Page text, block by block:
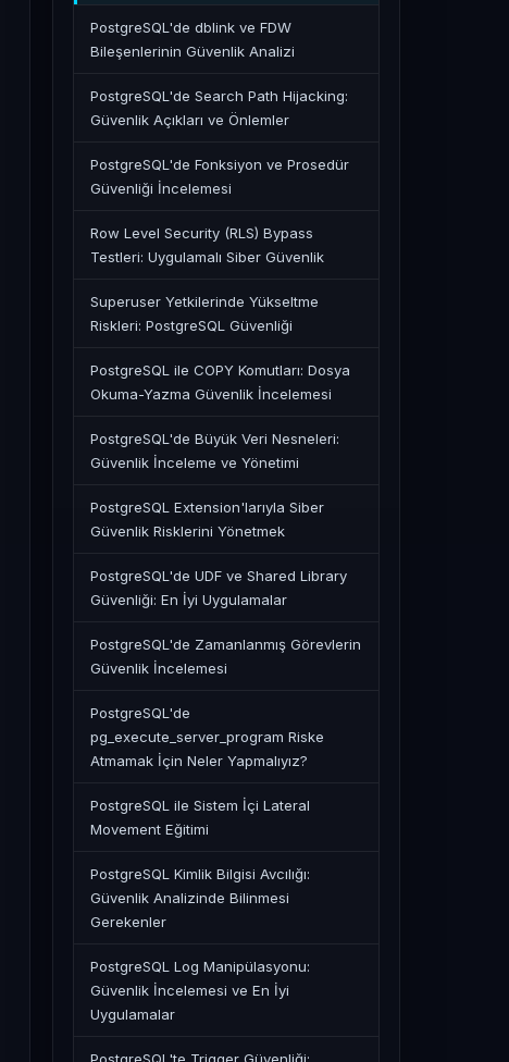
PostgreSQL'de dblink ve FDW
Bileşenlerinin Güvenlik Analizi
PostgreSQL'de Search Path Hijacking:
Güvenlik Açıkları ve Önlemler
PostgreSQL'de Fonksiyon ve Prosedür
Güvenliği İncelemesi
Row Level Security (RLS) Bypass
Testleri: Uygulamalı Siber Güvenlik
Superuser Yetkilerinde Yükseltme
Riskleri: PostgreSQL Güvenliği
PostgreSQL ile COPY Komutları: Dosya
Okuma-Yazma Güvenlik İncelemesi
PostgreSQL'de Büyük Veri Nesneleri:
Güvenlik İnceleme ve Yönetimi
PostgreSQL Extension'larıyla Siber
Güvenlik Risklerini Yönetmek
PostgreSQL'de UDF ve Shared Library
Güvenliği: En İyi Uygulamalar
PostgreSQL'de Zamanlanmış Görevlerin
Güvenlik İncelemesi
PostgreSQL'de
pg_execute_server_program Riske
Atmamak İçin Neler Yapmalıyız?
PostgreSQL ile Sistem İçi Lateral
Movement Eğitimi
PostgreSQL Kimlik Bilgisi Avcılığı:
Güvenlik Analizinde Bilinmesi
Gerekenler
PostgreSQL Log Manipülasyonu:
Güvenlik İncelemesi ve En İyi
Uygulamalar